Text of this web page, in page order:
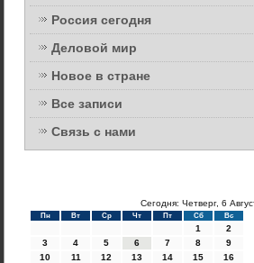
Россия сегодня
Деловой мир
Новое в стране
Все записи
Связь с нами
Сегодня: Четверг, 6
Пн Вт Ср Чт Пт Сб Вс
1
2
3
4 5 6 7 8
9
10
11 12 13 14 15
16